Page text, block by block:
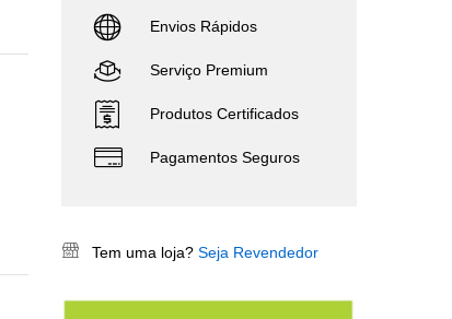
Envios Rápidos
Serviço Premium
Produtos Certificados
Pagamentos Seguros
Tem uma loja? Seja Revendedor